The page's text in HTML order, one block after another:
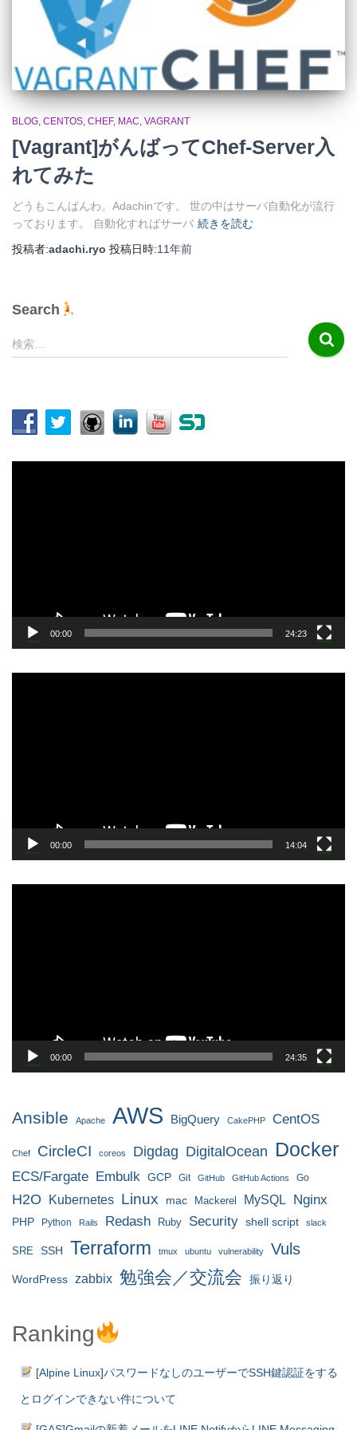
BLOG CENTOS CHEF MAC VAGRANT
[Vagrant]がんばってChef-Server入
れてみた
どうもこんばんわ。Adachinです。 世の中はサーバ自動化が流行
っております。 自動化すればサーバ 続きを読む
投稿者:adachi.ryo 投稿日時:11年前
Search
検
索
検索…
00:00 24:23
00:00 14:04
00:00 24:35
Ansible Apache AWS BigQuery CakePHP CentOS
Chef CircleCI coreos Digdag DigitalOcean Docker
ECS/Fargate Embulk GCP Git GitHub GitHub Actions Go
H2O Kubernetes Linux mac Mackerel MySQL Nginx
PHP Python Rails Redash Ruby Security shell script slack
SRE SSH Terraform tmux ubuntu vulnerability Vuls
WordPress zabbix 勉強会／交流会 振り返り
Ranking
[Alpine Linux]パスワードなしのユーザーでSSH鍵認証をする
とログインできない件について